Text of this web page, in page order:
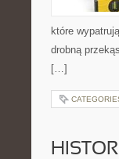
które
drobną
[…]